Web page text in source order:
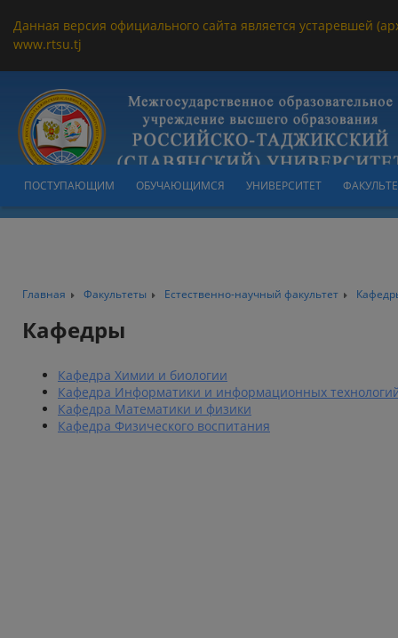
Данная версия официального сайта является устаревшей
www.rtsu.tj
ПОСТУПАЮЩИМ ОБУЧАЮЩИМСЯ УНИВЕРСИТЕТ
Главная Факультеты Естественно-научный факультет
Кафедры
Кафедра Химии и биологии
Кафедра Информатики и информационных
Кафедра Математики и физики
Кафедра Физического воспитания